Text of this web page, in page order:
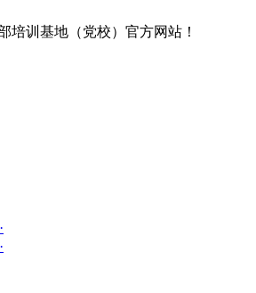
培训基地（党校）官方网站！